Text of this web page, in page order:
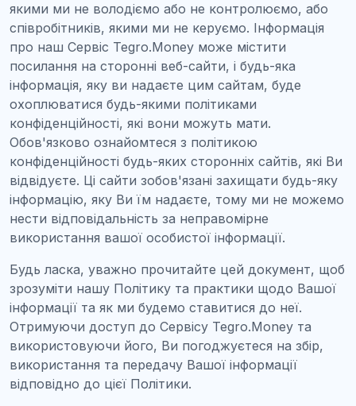
якими ми не володіємо або не контролюємо, або
співробітників, якими ми не керуємо. Інформація
про наш Сервіс Tegro.Money може містити
посилання на сторонні веб-сайти, і будь-яка
інформація, яку ви надаєте цим сайтам, буде
охоплюватися будь-якими політиками
конфіденційності, які вони можуть мати.
Обов'язково ознайомтеся з політикою
конфіденційності будь-яких сторонніх сайтів, які Ви
відвідуєте. Ці сайти зобов'язані захищати будь-яку
інформацію, яку Ви їм надаєте, тому ми не можемо
нести відповідальність за неправомірне
використання вашої особистої інформації.
Будь ласка, уважно прочитайте цей документ, щоб
зрозуміти нашу Політику та практики щодо Вашої
інформації та як ми будемо ставитися до неї.
Отримуючи доступ до Сервісу Tegro.Money та
використовуючи його, Ви погоджуєтеся на збір,
використання та передачу Вашої інформації
відповідно до цієї Політики.